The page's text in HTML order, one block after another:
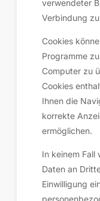
verwendeter
Verbindung
Cookies
Programme
Computer zu
Cookies
Ihnen die
korrekte
ermöglichen.
In keinem Fall
Daten an
Einwilligung